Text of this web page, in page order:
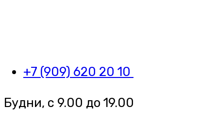
+7 (909) 620 20 10
Будни, с 9.00 до 19.00